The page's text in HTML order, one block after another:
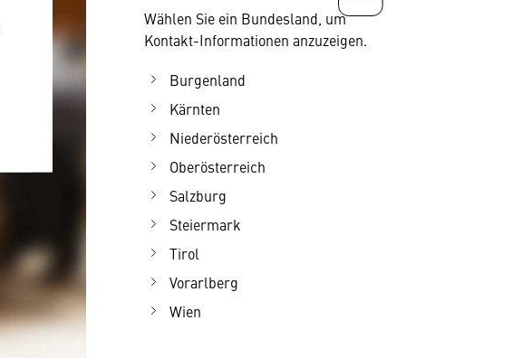
Wählen Sie ein Bundesland, um
Kontakt-Informationen anzuzeigen.
Burgenland
Kärnten
Niederösterreich
Oberösterreich
Salzburg
Steiermark
Tirol
Vorarlberg
Wien